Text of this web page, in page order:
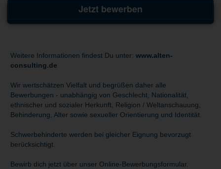
Jetzt bewerben
Weitere Informationen findest Du unter: www.alten-
consulting.de
Wir wertschätzen Vielfalt und begrüßen daher alle
Bewerbungen - unabhängig von Geschlecht, Nationalität,
ethnischer und sozialer Herkunft, Religion / Weltanschauung,
Behinderung, Alter sowie sexueller Orientierung und Identität.
Schwerbehinderte werden bei gleicher Eignung bevorzugt
berücksichtigt.
Bewirb dich jetzt über unser Online-Bewerbungsformular.